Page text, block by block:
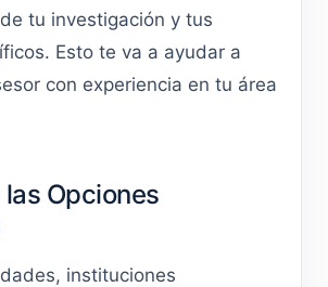
tu investigación y tus
Esto te va a ayudar a
con experiencia en tu área
Opciones
instituciones